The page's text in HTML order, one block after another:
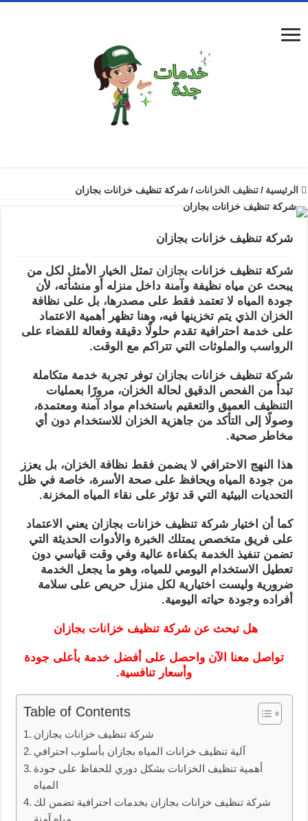
الرئيسية / تنظيف الخزانات / شركة تنظيف خزانات بجازان
شركة تنظيف خزانات بجازان
شركة تنظيف خزانات بجازان تمثل الخيار الأمثل لكل من
يبحث عن مياه نظيفة وآمنة داخل منزله أو منشأته، لأن
جودة المياه لا تعتمد فقط على مصدرها، بل على نظافة
الخزان الذي يتم تخزينها فيه، وهنا تظهر أهمية الاعتماد
على خدمة احترافية تقدم حلولًا دقيقة وفعالة للقضاء على
الرواسب والملوثات التي تتراكم مع الوقت.
شركة تنظيف خزانات بجازان توفر تجربة خدمة متكاملة
تبدأ من الفحص الدقيق لحالة الخزان، مرورًا بعمليات
التنظيف العميق والتعقيم باستخدام مواد آمنة ومعتمدة،
وصولًا إلى التأكد من جاهزية الخزان للاستخدام دون أي
مخاطر صحية.
هذا النهج الاحترافي لا يضمن فقط نظافة الخزان، بل يعزز
من جودة المياه ويحافظ على صحة الأسرة، خاصة في ظل
التحديات البيئية التي قد تؤثر على نقاء المياه المخزنة.
كما أن اختيار شركة تنظيف خزانات بجازان يعني الاعتماد
على فريق متخصص يمتلك الخبرة والأدوات الحديثة التي
تضمن تنفيذ الخدمة بكفاءة عالية وفي وقت قياسي دون
تعطيل الاستخدام اليومي للمياه، وهو ما يجعل الخدمة
ضرورية وليست اختيارية لكل منزل حريص على سلامة
أفراده وجودة حياته اليومية.
هل تبحث عن شركة تنظيف خزانات بجازان
تواصل معنا الآن واحصل على أفضل خدمة بأعلى جودة
وأسعار تنافسية.
Table of Contents
شركة تنظيف خزانات بجازان
آلية تنظيف خزانات المياه بجازان بأسلوب احترافي
أهمية تنظيف الخزانات بشكل دوري للحفاظ على جودة
المياه
شركة تنظيف خزانات بجازان بخدمات احترافية تضمن لك
مياه آمنة